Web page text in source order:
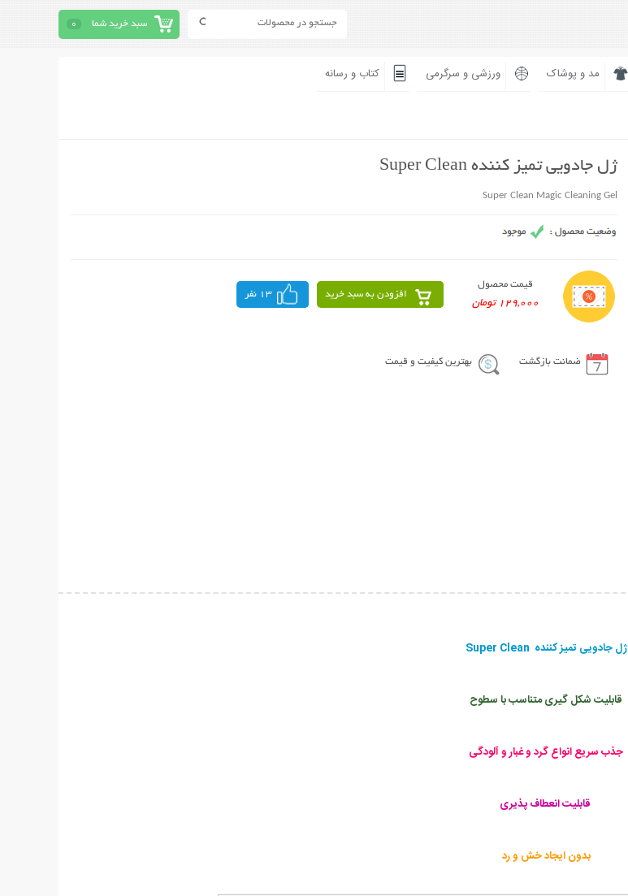
سبد خرید شما 0
مد و پوشاک ورزشی و سرگرمی کتاب و رسانه
ژل جادویی تمیز کننده Super Clean
Super Clean Magic Cleaning Gel
قیمت محصول
129,000 تومان
افزودن به سبد خرید 13 نفر
ضمانت بازگشت بهترین کیفیت و قیمت
ژل جادویی تمیز کننده Super Clean
قابلیت شکل گیری متناسب با سطوح
جذب سریع انواع گرد و غبار و آلودگی
قابلیت انعطاف پذیری
بدون ایجاد خش و رد